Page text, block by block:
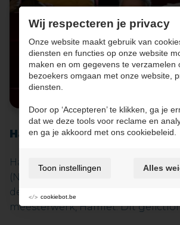
Hamnet - Cinématinee
Hamnet, de nieuwste film van
(Nomadland) vertelt het
de inspiratiebron was voor
meesterwerk, Hamlet. Dit
Wij respecteren je privacy
Onze website maakt gebruik van
diensten en functies op onze website
maken en om gegevens te verzamelen
bezoekers omgaan met onze website,
diensten.
Door op ‘Accepteren’ te klikken, ga je
dat we deze tools voor reclame en
en ga je akkoord met ons cookiebeleid.
Toon instellingen Alles
cookiebot.be